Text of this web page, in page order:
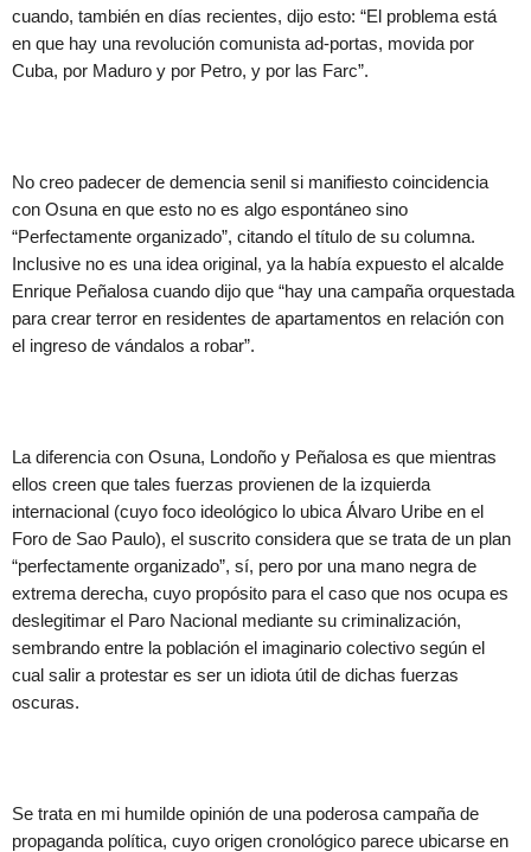
cuando, también en días recientes, dijo esto: “El problema está
en que hay una revolución comunista ad-portas, movida por
Cuba, por Maduro y por Petro, y por las Farc”.
No creo padecer de demencia senil si manifiesto coincidencia
con Osuna en que esto no es algo espontáneo sino
“Perfectamente organizado”, citando el título de su columna.
Inclusive no es una idea original, ya la había expuesto el alcalde
Enrique Peñalosa cuando dijo que “hay una campaña orquestada
para crear terror en residentes de apartamentos en relación con
el ingreso de vándalos a robar”.
La diferencia con Osuna, Londoño y Peñalosa es que mientras
ellos creen que tales fuerzas provienen de la izquierda
internacional (cuyo foco ideológico lo ubica Álvaro Uribe en el
Foro de Sao Paulo), el suscrito considera que se trata de un plan
“perfectamente organizado”, sí, pero por una mano negra de
extrema derecha, cuyo propósito para el caso que nos ocupa es
deslegitimar el Paro Nacional mediante su criminalización,
sembrando entre la población el imaginario colectivo según el
cual salir a protestar es ser un idiota útil de dichas fuerzas
oscuras.
Se trata en mi humilde opinión de una poderosa campaña de
propaganda política, cuyo origen cronológico parece ubicarse en